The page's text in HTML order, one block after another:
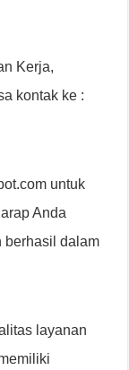
Kerja,
kontak ke :
untuk
Anda
berhasil dalam
layanan